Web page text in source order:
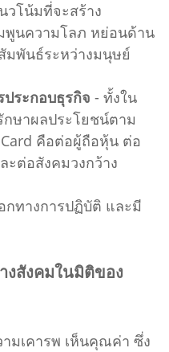
วโน้มที่จะสร้าง
นความโลภ หย่อนด้าน
พันธ์ระหว่างมนุษย์
ระกอบธุรกิจ - ทั้งใน
ษาผลประโยชน์ตาม
Card คือต่อผู้ถือหุ้น ต่อ
ต่อสังคมวงกว้าง
กทางการปฏิบัติ และมี
งสังคมในมิติของ
มเคารพ เห็นคุณค่า ซึ่ง